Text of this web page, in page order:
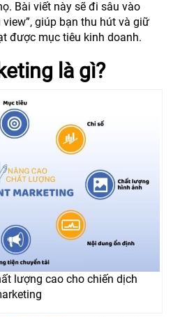
Bài viết này sẽ đi sâu vào
giúp bạn thu hút và giữ
được mục tiêu kinh doanh.
là gì?
lượng cao cho chiến dịch